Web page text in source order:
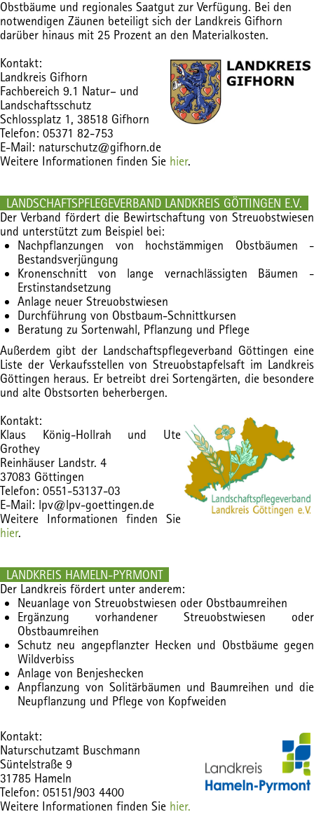
Obstbäume und regionales Saatgut zur Verfügung. Bei den
notwendigen Zäunen beteiligt sich der Landkreis Gifhorn
darüber hinaus mit 25 Prozent an den Materialkosten.
Kontakt:
Landkreis Gifhorn
Fachbereich 9.1 Natur– und
Landschaftsschutz
Schlossplatz 1, 38518 Gifhorn
Telefon: 05371 82-753
E-Mail: naturschutz@gifhorn.de
Weitere Informationen finden Sie hier.
LANDSCHAFTSPFLEGEVERBAND LANDKREIS GÖTTINGEN E.V.
Der Verband fördert die Bewirtschaftung von Streuobstwiesen
und unterstützt zum Beispiel bei:
Nachpflanzungen von hochstämmigen Obstbäumen -
Bestandsverjüngung
Kronenschnitt von lange vernachlässigten Bäumen -
Erstinstandsetzung
Anlage neuer Streuobstwiesen
Durchführung von Obstbaum-Schnittkursen
Beratung zu Sortenwahl, Pflanzung und Pflege
Außerdem gibt der Landschaftspflegeverband Göttingen eine
Liste der Verkaufsstellen von Streuobstapfelsaft im Landkreis
Göttingen heraus. Er betreibt drei Sortengärten, die besondere
und alte Obstsorten beherbergen.
Kontakt:
Klaus König-Hollrah und Ute
Grothey
Reinhäuser Landstr. 4
37083 Göttingen
Telefon: 0551-53137-03
E-Mail: lpv@lpv-goettingen.de
Weitere Informationen finden Sie
hier.
LANDKREIS HAMELN-PYRMONT
Der Landkreis fördert unter anderem:
Neuanlage von Streuobstwiesen oder Obstbaumreihen
Ergänzung vorhandener Streuobstwiesen oder
Obstbaumreihen
Schutz neu angepflanzter Hecken und Obstbäume gegen
Wildverbiss
Anlage von Benjeshecken
Anpflanzung von Solitärbäumen und Baumreihen und die
Neupflanzung und Pflege von Kopfweiden
Kontakt:
Naturschutzamt Buschmann
Süntelstraße 9
31785 Hameln
Telefon: 05151/903 4400
Weitere Informationen finden Sie hier.